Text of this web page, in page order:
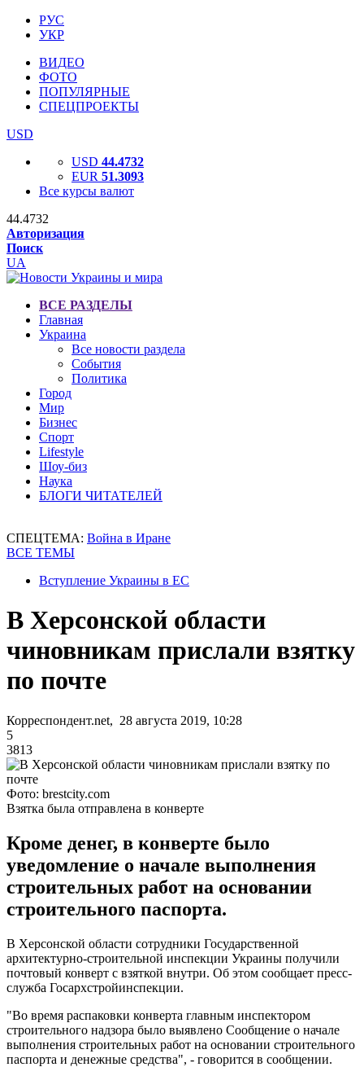
РУС
УКР
ВИДЕО
ФОТО
ПОПУЛЯРНЫЕ
СПЕЦПРОЕКТЫ
USD
USD 44.4732
EUR 51.3093
Все курсы валют
44.4732
Авторизация
Поиск
UA
ВСЕ РАЗДЕЛЫ
Главная
Украина
Все новости раздела
События
Политика
Город
Мир
Бизнес
Спорт
Lifestyle
Шоу-биз
Наука
БЛОГИ ЧИТАТЕЛЕЙ
СПЕЦТЕМА: Война в Иране
ВСЕ ТЕМЫ
Вступление Украины в ЕС
В Херсонской области
чиновникам прислали взятку
по почте
Корреспондент.net, 28 августа 2019, 10:28
5
3813
Фото: brestcity.com
Взятка была отправлена в конверте
Кроме денег, в конверте было
уведомление о начале выполнения
строительных работ на основании
строительного паспорта.
В Херсонской области сотрудники Государственной
архитектурно-строительной инспекции Украины получили
почтовый конверт с взяткой внутри. Об этом сообщает пресс-
служба Госархстройинспекции.
"Во время распаковки конверта главным инспектором
строительного надзора было выявлено Сообщение о начале
выполнения строительных работ на основании строительного
паспорта и денежные средства", - говорится в сообщении.